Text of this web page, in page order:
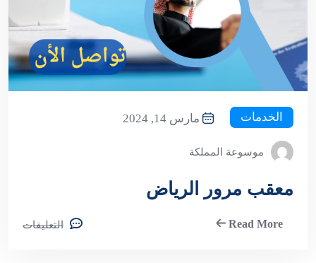
الخدمات مارس 14, 2024
موسوعة المملكة
معقب مرور الرياض
Read More التعليقات